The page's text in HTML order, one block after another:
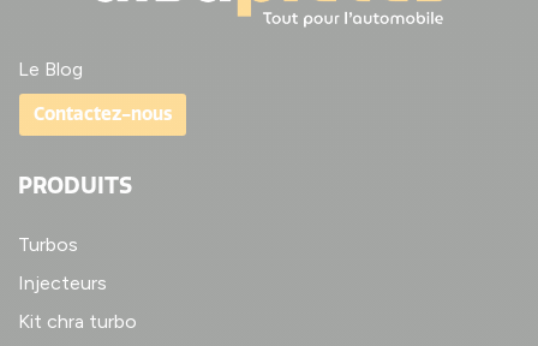
Le Blog
Contactez-nous
PRODUITS
Turbos
Injecteurs
Kit chra turbo